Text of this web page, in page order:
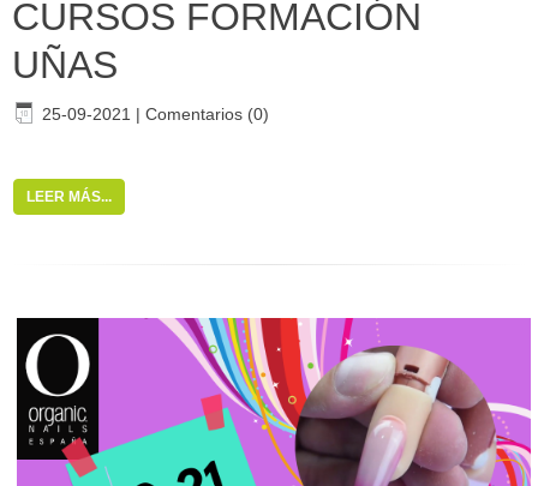
CURSOS FORMACIÓN
UÑAS
25-09-2021 | Comentarios (0)
LEER MÁS...